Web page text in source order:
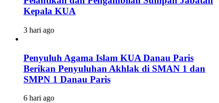
Kepala KUA
3 hari ago
Penyuluh Agama Islam KUA Danau Paris
Berikan Penyuluhan Akhlak di SMAN 1 dan
SMPN 1 Danau Paris
6 hari ago